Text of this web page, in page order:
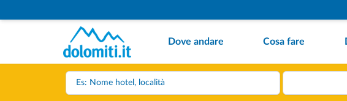
Dove andare Cosa fare